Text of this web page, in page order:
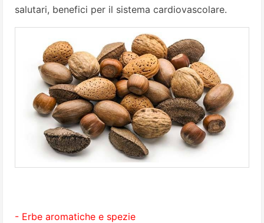
salutari, benefici per il sistema cardiovascolare.
- Erbe aromatiche e spezie